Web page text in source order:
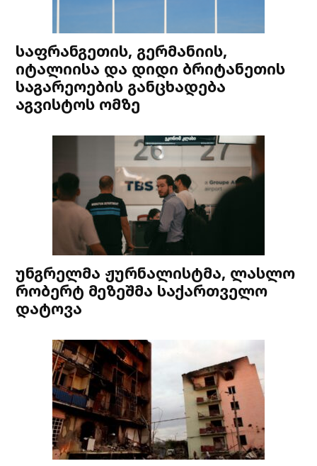
საფრანგეთის, გერმანიის,
იტალიისა და დიდი ბრიტანეთის
საგარეოების განცხადება
აგვისტოს ომზე
უნგრელმა ჟურნალისტმა, ლასლო
რობერტ მეზეშმა საქართველო
დატოვა